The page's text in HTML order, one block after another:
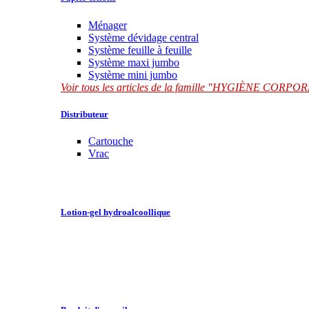
Ménager
Système dévidage central
Système feuille à feuille
Système maxi jumbo
Système mini jumbo
Voir tous les articles de la famille "HYGIÈNE
Distributeur
Cartouche
Vrac
Lotion-gel hydroalcoollique